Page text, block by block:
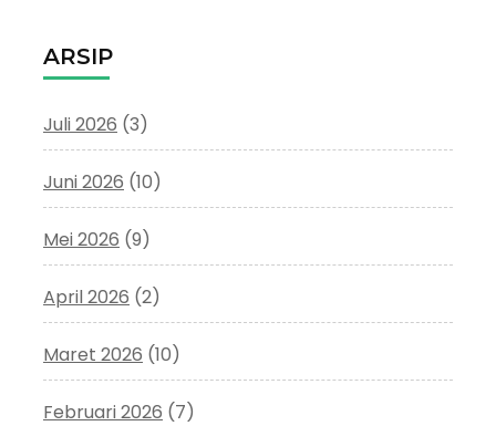
ARSIP
Juli 2026 (3)
Juni 2026 (10)
Mei 2026 (9)
April 2026 (2)
Maret 2026 (10)
Februari 2026 (7)